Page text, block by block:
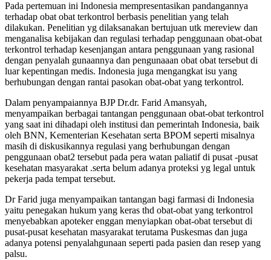
Pada pertemuan ini Indonesia mempresentasikan pandangannya
terhadap obat obat terkontrol berbasis penelitian yang telah
dilakukan. Penelitian yg dilaksanakan bertujuan utk mereview dan
menganalisa kebijakan dan regulasi terhadap penggunaan obat-obat
terkontrol terhadap kesenjangan antara penggunaan yang rasional
dengan penyalah gunaannya dan pengunaaan obat obat tersebut di
luar kepentingan medis. Indonesia juga mengangkat isu yang
berhubungan dengan rantai pasokan obat-obat yang terkontrol.
Dalam penyampaiannya BJP Dr.dr. Farid Amansyah,
menyampaikan berbagai tantangan penggunaan obat-obat terkontrol
yang saat ini dihadapi oleh institusi dan pemerintah Indonesia, baik
oleh BNN, Kementerian Kesehatan serta BPOM seperti misalnya
masih di diskusikannya regulasi yang berhubungan dengan
penggunaan obat2 tersebut pada pera watan paliatif di pusat -pusat
kesehatan masyarakat .serta belum adanya proteksi yg legal untuk
pekerja pada tempat tersebut.
Dr Farid juga menyampaikan tantangan bagi farmasi di Indonesia
yaitu penegakan hukum yang keras thd obat-obat yang terkontrol
menyebabkan apoteker enggan menyiapkan obat-obat tersebut di
pusat-pusat kesehatan masyarakat terutama Puskesmas dan juga
adanya potensi penyalahgunaan seperti pada pasien dan resep yang
palsu.